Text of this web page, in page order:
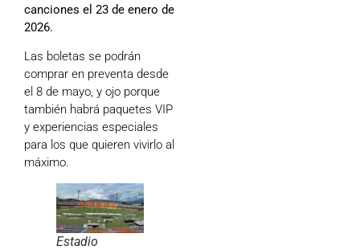
canciones el 23 de enero de
2026.
Las boletas se podrán
comprar en preventa desde
el 8 de mayo, y ojo porque
también habrá paquetes VIP
y experiencias especiales
para los que quieren vivirlo al
máximo.
Estadio